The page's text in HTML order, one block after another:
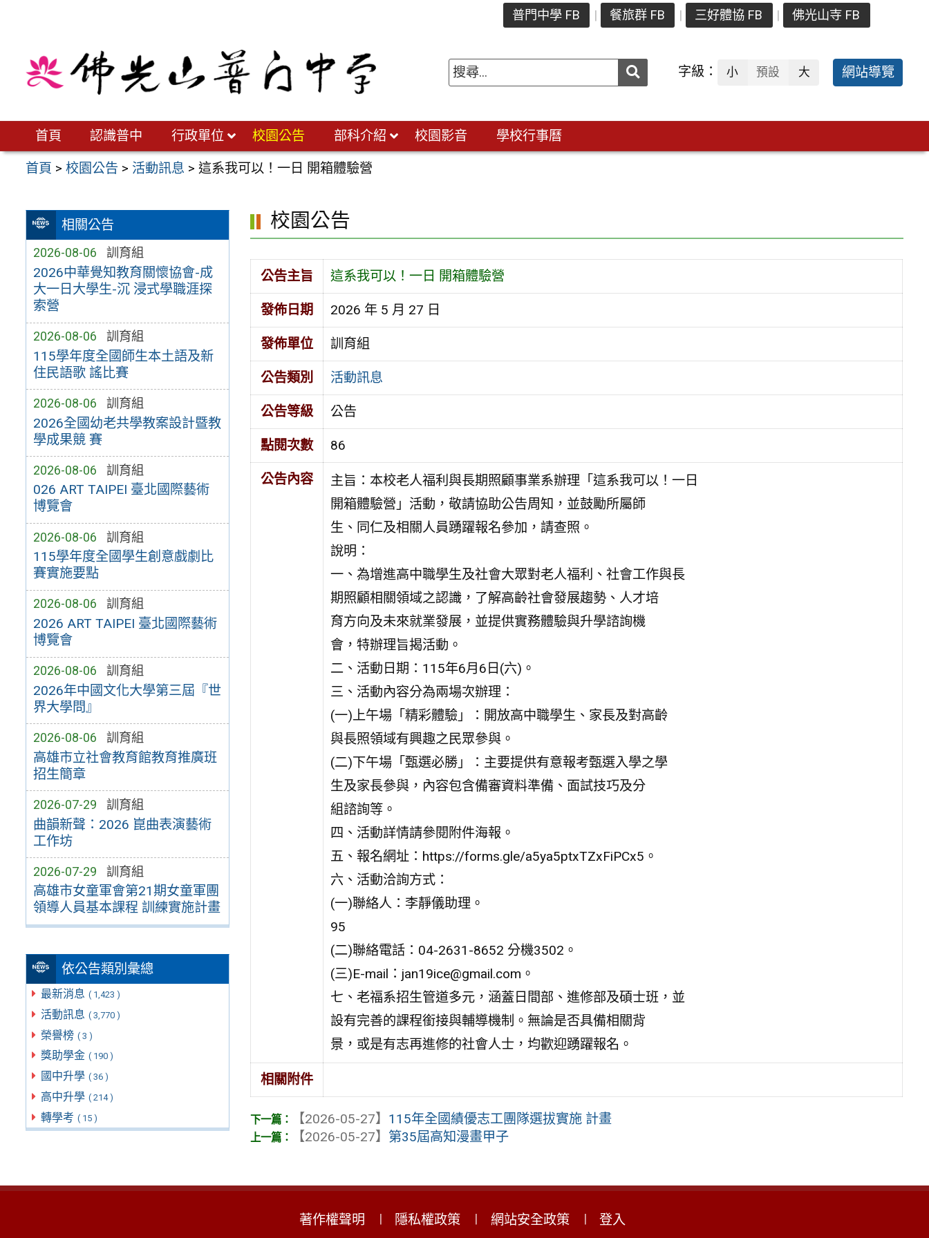
普門中學 FB 餐旅群 FB 三好體協 FB 佛光山寺 FB
送出 字級： 小 預設 大 網站導覽
首頁 認識普中 行政單位 校園公告 部科介紹 校園影音 學校行事曆
首頁 >校園公告 > 活動訊息 >這系我可以！一日 開箱體驗營
相關公告
2026-08-06 訓育組
2026中華覺知教育關懷協會-成
大一日大學生-沉 浸式學職涯探
索營
2026-08-06 訓育組
115學年度全國師生本土語及新
住民語歌 謠比賽
2026-08-06 訓育組
2026全國幼老共學教案設計暨教
學成果競 賽
2026-08-06 訓育組
026 ART TAIPEI 臺北國際藝術
博覽會
2026-08-06 訓育組
115學年度全國學生創意戲劇比
賽實施要點
2026-08-06 訓育組
2026 ART TAIPEI 臺北國際藝術
博覽會
2026-08-06 訓育組
2026年中國文化大學第三屆『世
界大學問』
2026-08-06 訓育組
高雄市立社會教育館教育推廣班
招生簡章
2026-07-29 訓育組
曲韻新聲：2026 崑曲表演藝術
工作坊
2026-07-29 訓育組
高雄市女童軍會第21期女童軍團
領導人員基本課程 訓練實施計畫
依公告類別彙總
最新消息 ( 1,423 )
活動訊息 ( 3,770 )
榮譽榜 ( 3 )
獎助學金 ( 190 )
國中升學 ( 36 )
高中升學 ( 214 )
轉學考 ( 15 )
校園公告
公告主旨 這系我可以！一日 開箱體驗營
發佈日期 2026 年 5 月 27 日
發佈單位 訓育組
公告類別 活動訊息
公告等級 公告
點閱次數 86
公告內容
主旨：本校老人福利與長期照顧事業系辦理「這系我可以！一日
開箱體驗營」活動，敬請協助公告周知，並鼓勵所屬師
生、同仁及相關人員踴躍報名參加，請查照。
說明：
一、為增進高中職學生及社會大眾對老人福利、社會工作與長
期照顧相關領域之認識，了解高齡社會發展趨勢、人才培
育方向及未來就業發展，並提供實務體驗與升學諮詢機
會，特辦理旨揭活動。
二、活動日期：115年6月6日(六)。
三、活動內容分為兩場次辦理：
(一)上午場「精彩體驗」：開放高中職學生、家長及對高齡
與長照領域有興趣之民眾參與。
(二)下午場「甄選必勝」：主要提供有意報考甄選入學之學
生及家長參與，內容包含備審資料準備、面試技巧及分
組諮詢等。
四、活動詳情請參閱附件海報。
五、報名網址：https://forms.gle/a5ya5ptxTZxFiPCx5。
六、活動洽詢方式：
(一)聯絡人：李靜儀助理。
95
(二)聯絡電話：04-2631-8652 分機3502。
(三)E-mail：jan19ice@gmail.com。
七、老福系招生管道多元，涵蓋日間部、進修部及碩士班，並
設有完善的課程銜接與輔導機制。無論是否具備相關背
景，或是有志再進修的社會人士，均歡迎踴躍報名。
相關附件
【2026-05-27】 115年全國績優志工團隊選拔實施 計畫
【2026-05-27】 第35屆高知漫畫甲子
著作權聲明 隱私權政策 網站安全政策 登入